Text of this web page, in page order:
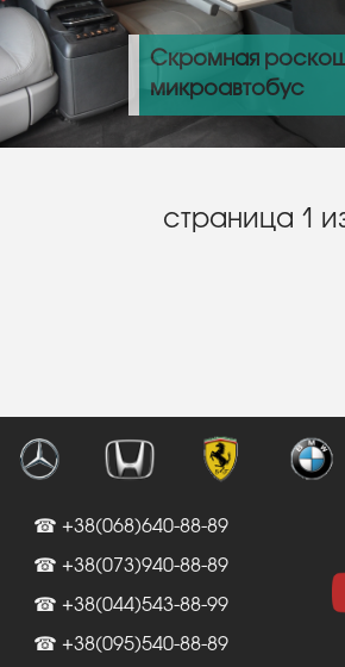
Скромная
микроавтобус
страница 1
☎ +38(068)640-88-89
☎ +38(073)940-88-89
☎ +38(044)543-88-99
☎ +38(095)540-88-89